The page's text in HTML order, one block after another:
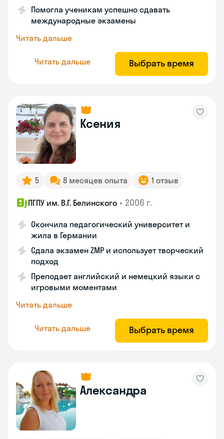
Помогла ученикам успешно сдавать
международные экзамены
Читать дальше
Читать дальше Выбрать время
Ксения
5 8 месяцев опыта 1 отзыв
ПГПУ им. В.Г. Белинского • 2006 г.
Окончила педагогический университет и
жила в Германии
Сдала экзамен ZMP и использует творческий
подход
Преподает английский и немецкий языки с
игровыми моментами
Читать дальше
Читать дальше Выбрать время
Александра